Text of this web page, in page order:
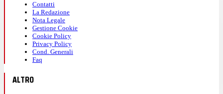
Contatti
La Redazione
Nota Legale
Gestione Cookie
Cookie Policy
Privacy Policy
Cond. Generali
Faq
ALTRO